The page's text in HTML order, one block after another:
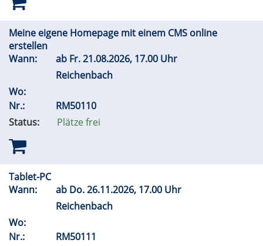
Meine eigene Homepage mit einem CMS online
erstellen
Wann:
ab Fr.21.08.2026, 17.00 Uhr
Reichenbach
Wo:
Nr.:
RM50110
Status:
Plätze frei
Tablet-PC
Wann:
ab Do.26.11.2026, 17.00 Uhr
Reichenbach
Wo:
Nr.:
RM50111